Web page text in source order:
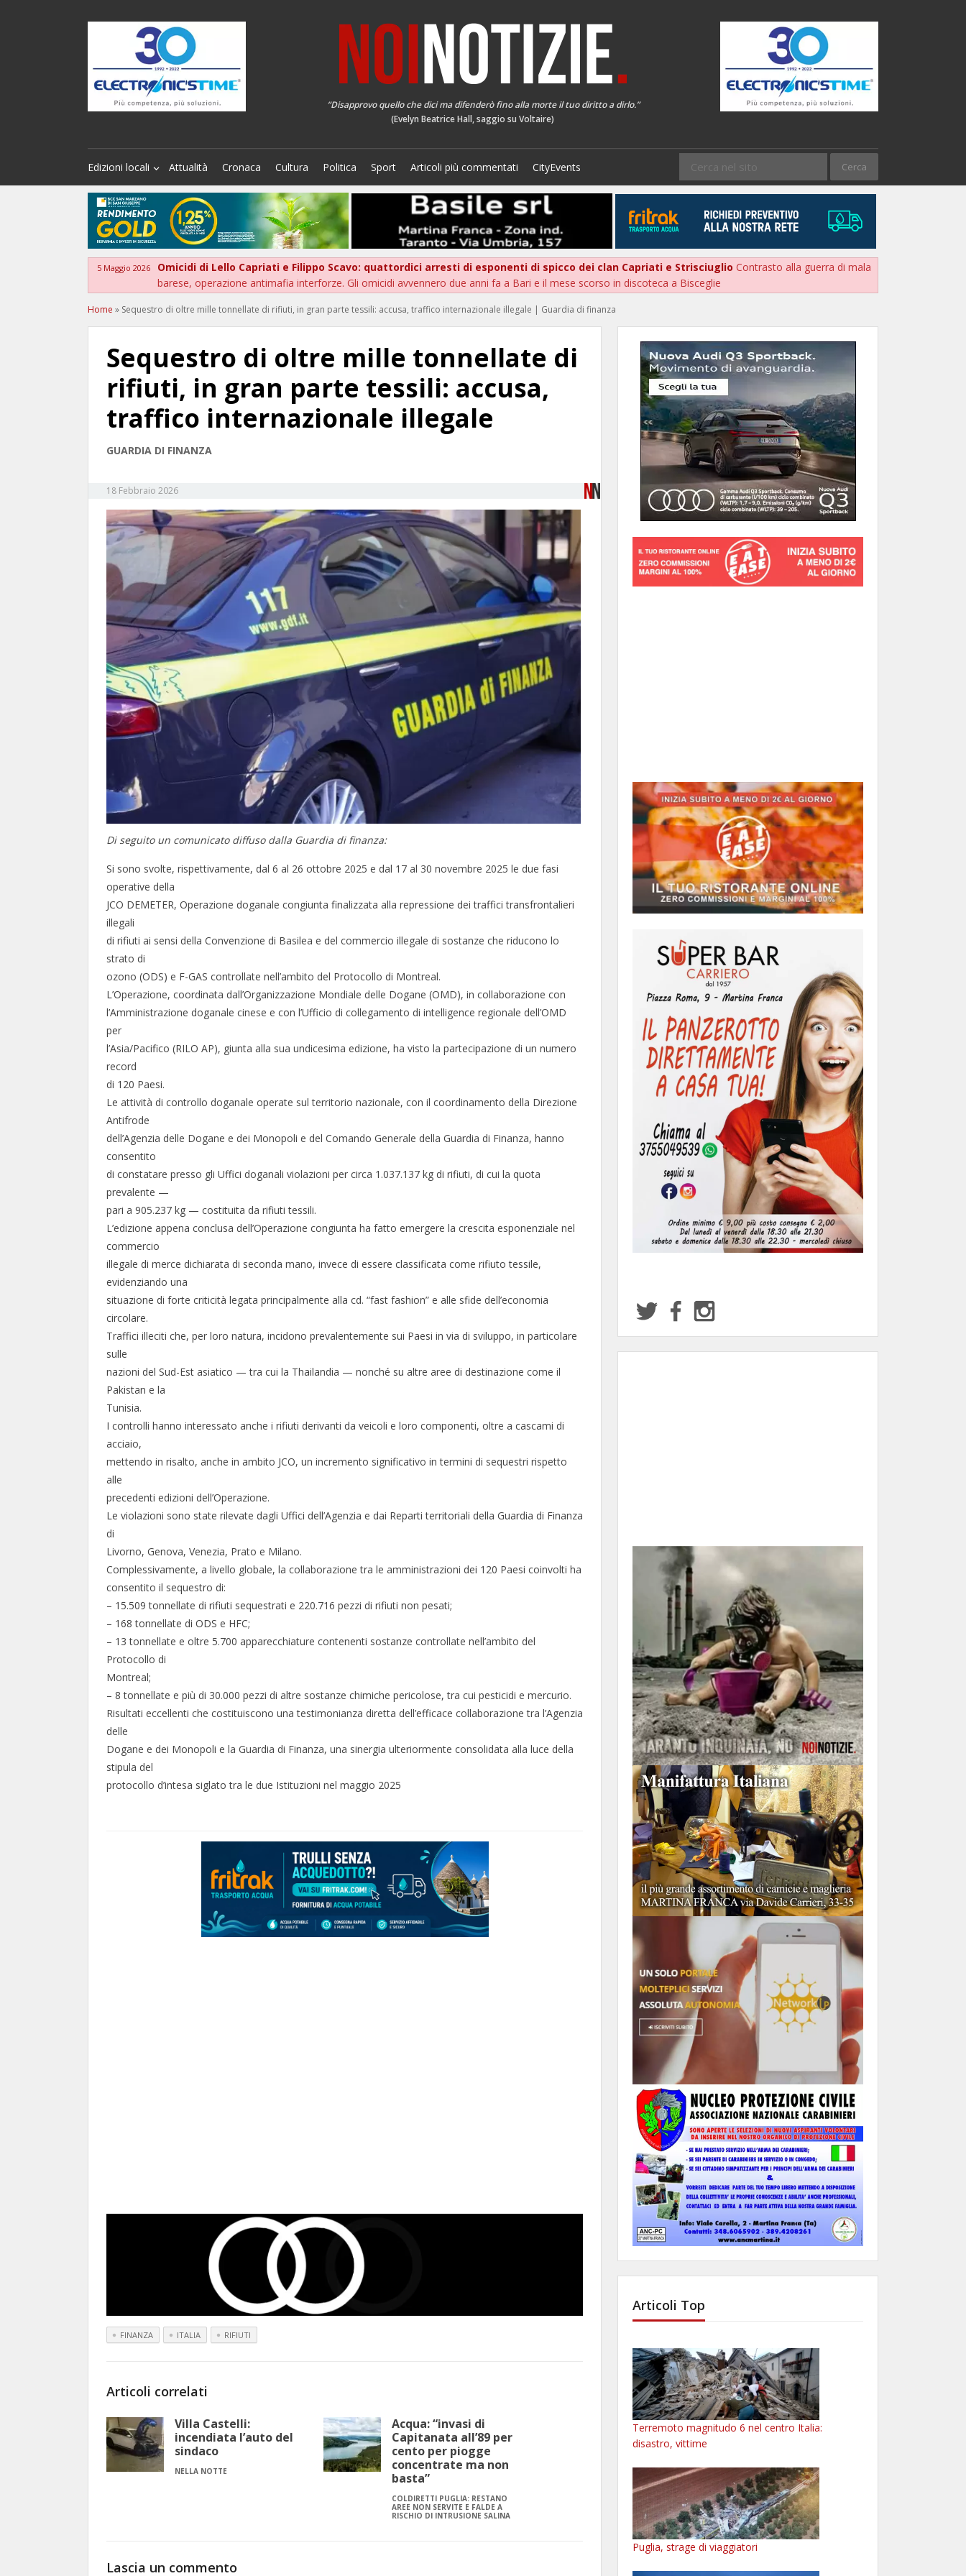
“Disapprovo quello che dici ma difenderò fino alla morte il tuo diritto a dirlo.”
(Evelyn Beatrice Hall, saggio su Voltaire)
Edizioni locali Attualità Cronaca Cultura Politica Sport Articoli più commentati CityEvents
5 Maggio 2026 Omicidi di Lello Capriati e Filippo Scavo: quattordici arresti di esponenti di spicco dei clan Capriati e Strisciuglio Contrasto alla guerra di mala
barese, operazione antimafia interforze. Gli omicidi avvennero due anni fa a Bari e il mese scorso in discoteca a Bisceglie
Home » Sequestro di oltre mille tonnellate di rifiuti, in gran parte tessili: accusa, traffico internazionale illegale | Guardia di finanza
Sequestro di oltre mille tonnellate di
rifiuti, in gran parte tessili: accusa,
traffico internazionale illegale
GUARDIA DI FINANZA
18 Febbraio 2026
Di seguito un comunicato diffuso dalla Guardia di finanza:
Si sono svolte, rispettivamente, dal 6 al 26 ottobre 2025 e dal 17 al 30 novembre 2025 le due fasi
operative della
JCO DEMETER, Operazione doganale congiunta finalizzata alla repressione dei traffici transfrontalieri
illegali
di rifiuti ai sensi della Convenzione di Basilea e del commercio illegale di sostanze che riducono lo
strato di
ozono (ODS) e F-GAS controllate nell’ambito del Protocollo di Montreal.
L’Operazione, coordinata dall’Organizzazione Mondiale delle Dogane (OMD), in collaborazione con
l’Amministrazione doganale cinese e con l’Ufficio di collegamento di intelligence regionale dell’OMD
per
l’Asia/Pacifico (RILO AP), giunta alla sua undicesima edizione, ha visto la partecipazione di un numero
record
di 120 Paesi.
Le attività di controllo doganale operate sul territorio nazionale, con il coordinamento della Direzione
Antifrode
dell’Agenzia delle Dogane e dei Monopoli e del Comando Generale della Guardia di Finanza, hanno
consentito
di constatare presso gli Uffici doganali violazioni per circa 1.037.137 kg di rifiuti, di cui la quota
prevalente —
pari a 905.237 kg — costituita da rifiuti tessili.
L’edizione appena conclusa dell’Operazione congiunta ha fatto emergere la crescita esponenziale nel
commercio
illegale di merce dichiarata di seconda mano, invece di essere classificata come rifiuto tessile,
evidenziando una
situazione di forte criticità legata principalmente alla cd. “fast fashion” e alle sfide dell’economia
circolare.
Traffici illeciti che, per loro natura, incidono prevalentemente sui Paesi in via di sviluppo, in particolare
sulle
nazioni del Sud-Est asiatico — tra cui la Thailandia — nonché su altre aree di destinazione come il
Pakistan e la
Tunisia.
I controlli hanno interessato anche i rifiuti derivanti da veicoli e loro componenti, oltre a cascami di
acciaio,
mettendo in risalto, anche in ambito JCO, un incremento significativo in termini di sequestri rispetto
alle
precedenti edizioni dell’Operazione.
Le violazioni sono state rilevate dagli Uffici dell’Agenzia e dai Reparti territoriali della Guardia di Finanza
di
Livorno, Genova, Venezia, Prato e Milano.
Complessivamente, a livello globale, la collaborazione tra le amministrazioni dei 120 Paesi coinvolti ha
consentito il sequestro di:
– 15.509 tonnellate di rifiuti sequestrati e 220.716 pezzi di rifiuti non pesati;
– 168 tonnellate di ODS e HFC;
– 13 tonnellate e oltre 5.700 apparecchiature contenenti sostanze controllate nell’ambito del
Protocollo di
Montreal;
– 8 tonnellate e più di 30.000 pezzi di altre sostanze chimiche pericolose, tra cui pesticidi e mercurio.
Risultati eccellenti che costituiscono una testimonianza diretta dell’efficace collaborazione tra l’Agenzia
delle
Dogane e dei Monopoli e la Guardia di Finanza, una sinergia ulteriormente consolidata alla luce della
stipula del
protocollo d’intesa siglato tra le due Istituzioni nel maggio 2025
FINANZA ITALIA RIFIUTI
Articoli correlati
Villa Castelli:
incendiata l’auto del
sindaco
NELLA NOTTE
Acqua: “invasi di
Capitanata all’89 per
cento per piogge
concentrate ma non
basta”
COLDIRETTI PUGLIA: RESTANO
AREE NON SERVITE E FALDE A
RISCHIO DI INTRUSIONE SALINA
Lascia un commento
Articoli Top
Terremoto magnitudo 6 nel centro Italia:
disastro, vittime
Puglia, strage di viaggiatori